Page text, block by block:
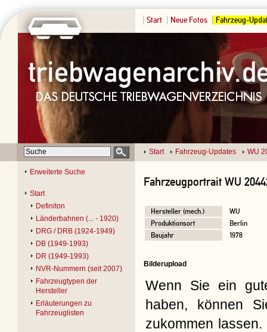
Start Neue Fotos Fahrzeug-
Start Fahrzeug-Updates WU
Erweiterte Suche
Start
Definiton
Länderbahnen (... - 1920)
DRG / DRB (1924-1949)
DB (1949-1993)
DR (1949-1993)
NVR-Nummern (seit 2007)
Fahrzeugtypen der
Hersteller
Erläuterungen zu
Fahrzeuglisten
Fahrzeugportrait WU
Hersteller (mech.)
WU
Produktionsort
Berlin
Baujahr
1978
Bilderupload
Wenn Sie ein
haben, können
zukommen